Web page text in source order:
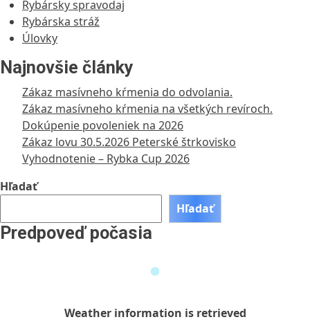
Rybársky spravodaj
Rybárska stráž
Úlovky
Najnovšie články
Zákaz masívneho kŕmenia do odvolania.
Zákaz masívneho kŕmenia na všetkých revíroch.
Dokúpenie povoleniek na 2026
Zákaz lovu 30.5.2026 Peterské štrkovisko
Vyhodnotenie – Rybka Cup 2026
Hľadať
Hľadať
Predpoveď počasia
Weather
information
Weather information is retrieved